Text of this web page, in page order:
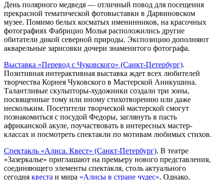
День полярного медведя — отличный повод для посещения
прекрасной тематической фотовыставки в Дарвиновском
музее. Помимо белых косматых именинников, на красочных
фотографиях Фабрицио Молья расположились другие
обитатели дикой северной природы. Экспозицию дополняют
акварельные зарисовки дочери знаменитого фотографа.
Выставка «Перевод с Чуковского» (Санкт-Петербург).
Позитивная интерактивная выставка ждет всех любителей
творчества Корнея Чуковского в Мастерской Аникушина.
Талантливые скульпторы-художники создали три зоны,
посвященные тому или иному стихотворению или даже
нескольким. Посетители творческой мастерской смогут
познакомиться с посудой Федоры, заглянуть в пасть
африканской акуле, поучаствовать в интересных мастер-
классах и посмотреть спектакли по мотивам любимых стихов.
Спектакль «Алиса. Квест» (Санкт-Петербург). В театре
«Зазеркалье» приглашают на премьеру нового представления,
соединяющего элементы спектакля, столь актуального
сегодня квеста и мира «Алисы в стране чудес». Однако,